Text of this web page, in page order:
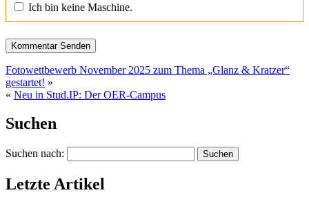
Ich bin keine Maschine.
Fotowettbewerb November 2025 zum Thema „Glanz & Kratzer“
gestartet! »
« Neu in Stud.IP: Der OER-Campus
Suchen
Suchen nach:
Letzte Artikel